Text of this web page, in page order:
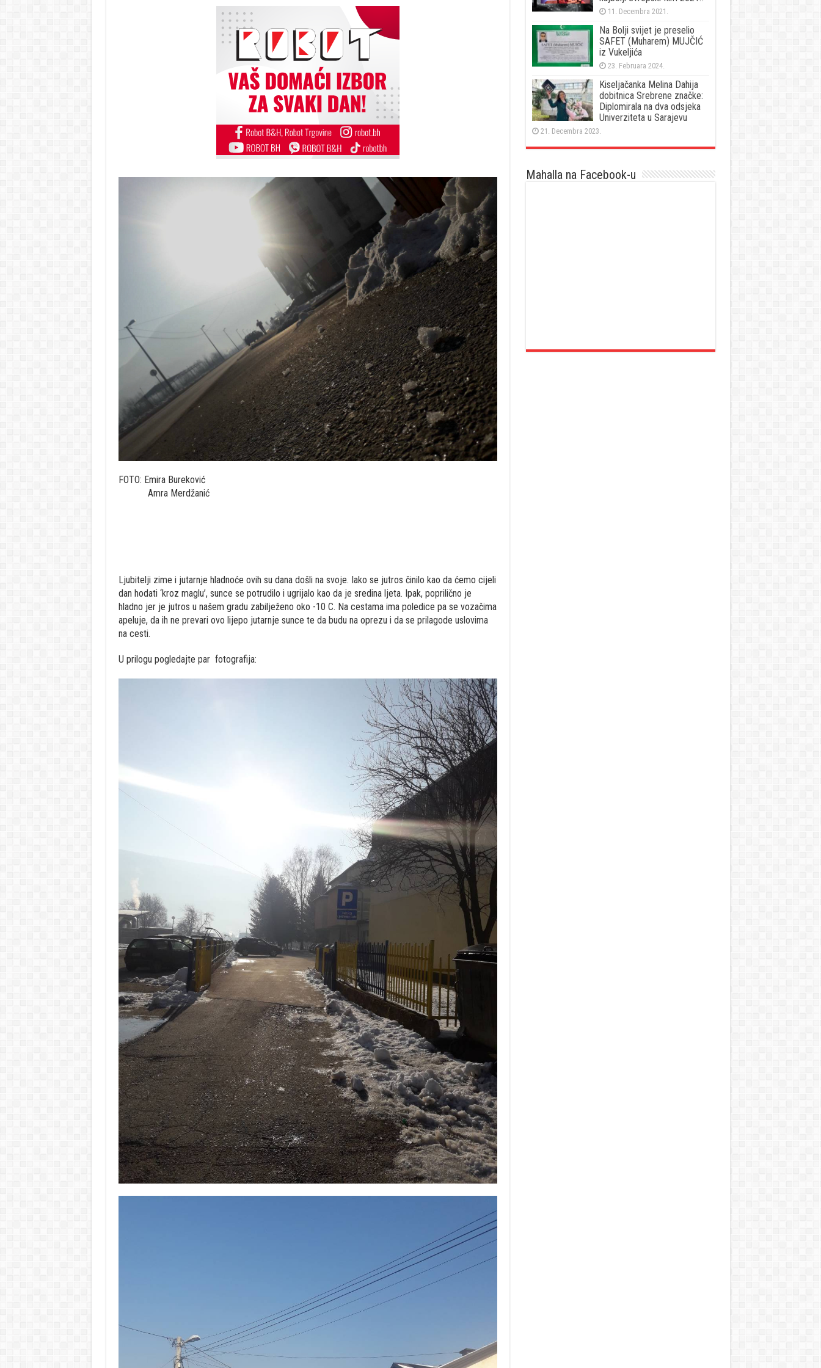
FOTO: Emira Bureković
Amra Merdžanić
Ljubitelji zime i jutarnje hladnoće ovih su dana došli na svoje. Iako se jutros činilo kao da ćemo cijeli
dan hodati ‘kroz maglu’, sunce se potrudilo i ugrijalo kao da je sredina ljeta. Ipak, poprilično je
hladno jer je jutros u našem gradu zabilježeno oko -10 C. Na cestama ima poledice pa se vozačima
apeluje, da ih ne prevari ovo lijepo jutarnje sunce te da budu na oprezu i da se prilagode uslovima
na cesti.
U prilogu pogledajte par fotografija:
11. Decembra 2021.
Na Bolji svijet je preselio
SAFET (Muharem) MUJČIĆ
iz Vukeljića
23. Februara 2024.
Kiseljačanka Melina Dahija
dobitnica Srebrene značke:
Diplomirala na dva odsjeka
Univerziteta u Sarajevu
21. Decembra 2023.
Mahalla na Facebook-u